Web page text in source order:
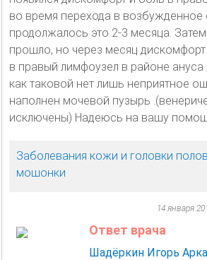
во время перехода в возбужденное
продолжалось это 2-3 месяца.
прошло, но через месяц дискомфорт
в правый лимфоузел в районе ануса
как таковой нет лишь неприятное
наполнен мочевой пузырь
исключены) Надеюсь на вашу
Заболевания кожи и головки
мошонки
14 января
Ответ врача
Шадёркин Игорь